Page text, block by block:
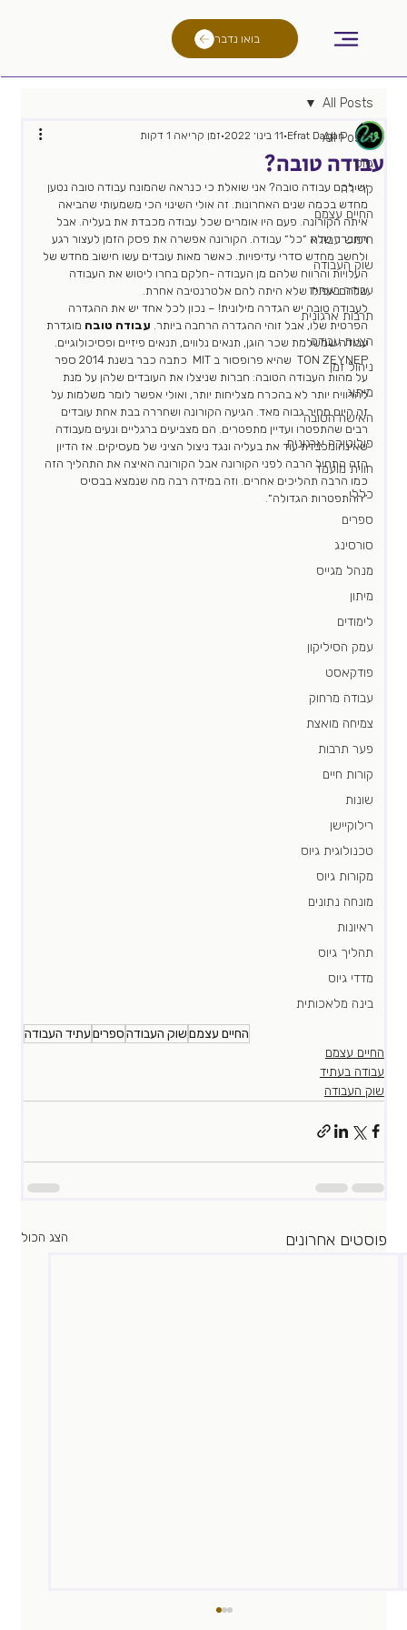
בואו נדבר
All Posts
גיוס
קריירה
החיים עצמם
חיפוש עבודה
שוק העבודה
עבודה בעתיד
תרבות ארגונית
הצעת עבודה
ניהול זמן
מיתוג
האישה הטובה
פוליטיקה ארגונית
חווית מועמד
כללי
ספרים
סורסינג
מנהל מגייס
מיתון
לימודים
עמק הסיליקון
פודקאסט
עבודה מרחוק
צמיחה מואצת
פער תרבות
קורות חיים
שונות
רילוקיישן
טכנולוגית גיוס
מקורות גיוס
מונחה נתונים
ראיונות
תהליך גיוס
מדדי גיוס
בינה מלאכותית
All Posts
עבודה טובה?
Efrat Dagan 11 בינו׳ 2022 זמן קריאה 1 דקות
יש לכם עבודה טובה? אני שואלת כי כנראה שהמונח עבודה טובה נטען
מחדש בכמה שנים האחרונות. זה אולי השינוי הכי משמעותי שהביאה
איתה הקורונה. פעם היו אומרים שכל עבודה מכבדת את בעליה. אבל
התברר שלא ״כל״ עבודה. הקורונה אפשרה את פסק הזמן לעצור רגע
ולחשב מחדש סדרי עדיפויות. כאשר מאות עובדים עשו חישוב מחדש של
העלויות והרווח שלהם מן העבודה -חלקם בחרו ליטוש את העבודה
שלהם אפילו שלא היתה להם אלטרנטיבה אחרת.
לעבודה טובה יש הגדרה מילונית! – נכון לכל אחד יש את ההגדרה
הפרטית שלו, אבל זוהי ההגדרה הרחבה ביותר. עבודה טובה מוגדרת
עבודה שמשלמת שכר הוגן, תנאים נלווים, תנאים פיזיים ופסיכולוגיים.
TON ZEYNEP  שהיא פרופסור ב MIT  כתבה כבר בשנת 2014 ספר
על מהות העבודה הטובה: חברות שניצלו את העובדים שלהן על מנת
להרוויח יותר לא בהכרח מצליחות יותר, ואולי אפשר לומר משלמות על
זה היום מחיר גבוה מאד. הגיעה הקורונה ושחררה בבת אחת עובדים
רבים שהתפטרו ועדיין מתפטרים. הם מצביעים ברגליים ונעים מעבודה
שאינה מכבדת עוד את בעליה ונגד ניצול הציני של מעסיקים. אז הדיון
הזה התחיל הרבה לפני הקורונה אבל הקורונה האיצה את התהליך הזה
כמו הרבה תהליכים אחרים. וזה במידה רבה מה שנמצא בבסיס
״ההתפטרות הגדולה״.
החיים עצמםשוק העבודהספריםעתיד העבודה
החיים עצמם
עבודה בעתיד
שוק העבודה
פוסטים אחרונים הצג הכול